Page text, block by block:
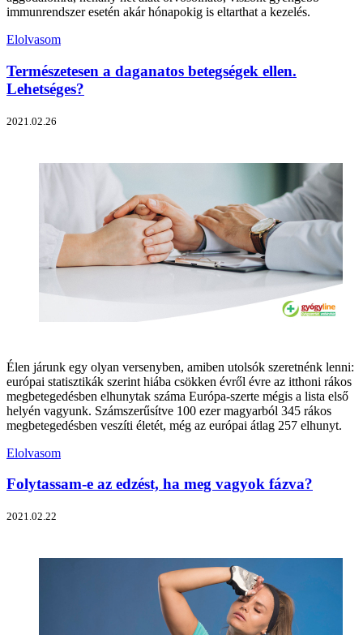
immunrendszer esetén akár hónapokig is eltarthat a kezelés.
Elolvasom
Természetesen a daganatos betegségek ellen.
Lehetséges?
2021.02.26
Élen járunk egy olyan versenyben, amiben utolsók szeretnénk lenni:
európai statisztikák szerint hiába csökken évről évre az itthoni rákos
megbetegedésben elhunytak száma Európa-szerte mégis a lista első
helyén vagyunk. Számszerűsítve 100 ezer magyarból 345 rákos
megbetegedésben veszíti életét, még az európai átlag 257 elhunyt.
Elolvasom
Folytassam-e az edzést, ha meg vagyok fázva?
2021.02.22